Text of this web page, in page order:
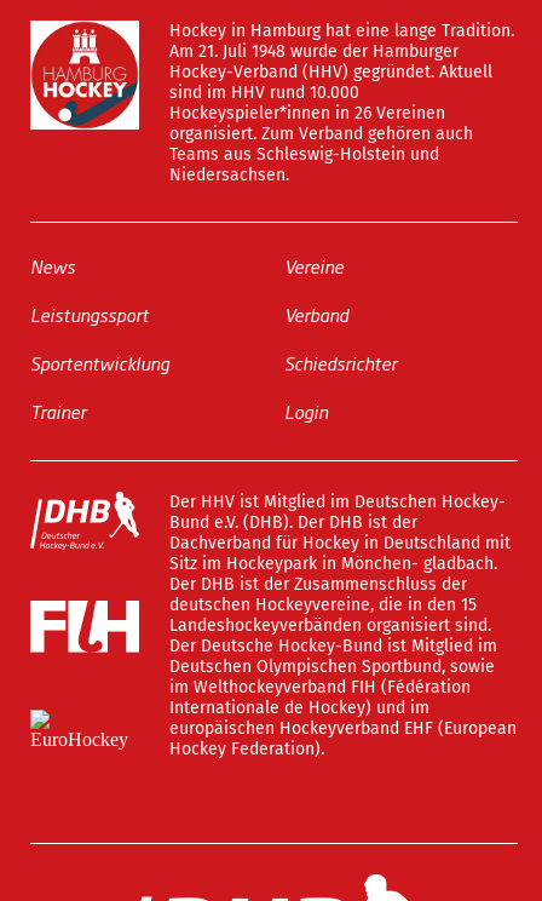
Hockey in Hamburg hat eine lange Tradition.
Am 21. Juli 1948 wurde der Hamburger
Hockey-Verband (HHV) gegründet. Aktuell
sind im HHV rund 10.000
Hockeyspieler*innen in 26 Vereinen
organisiert. Zum Verband gehören auch
Teams aus Schleswig-Holstein und
Niedersachsen.
News
Leistungssport
Sportentwicklung
Trainer
Vereine
Verband
Schiedsrichter
Login
Der HHV ist Mitglied im Deutschen Hockey-
Bund e.V. (DHB). Der DHB ist der
Dachverband für Hockey in Deutschland mit
Sitz im Hockeypark in Mönchen- gladbach.
Der DHB ist der Zusammenschluss der
deutschen Hockeyvereine, die in den 15
Landeshockeyverbänden organisiert sind.
Der Deutsche Hockey-Bund ist Mitglied im
Deutschen Olympischen Sportbund, sowie
im Welthockeyverband FIH (Fédération
Internationale de Hockey) und im
europäischen Hockeyverband EHF (European
Hockey Federation).